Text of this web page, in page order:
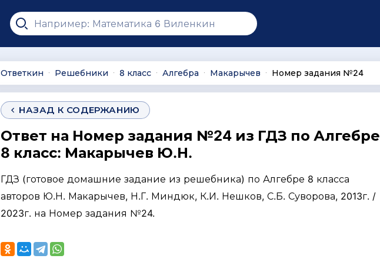
Ответкин ∙ Решебники ∙ 8 класс ∙ Алгебра ∙ Макарычев ∙ Номер задания №24
НАЗАД К СОДЕРЖАНИЮ
Ответ на Номер задания №24 из ГДЗ по Алгебре
8 класс: Макарычев Ю.Н.
ГДЗ (готовое домашние задание из решебника) по Алгебре 8 класса
авторов Ю.Н. Макарычев, Н.Г. Миндюк, К.И. Нешков, С.Б. Суворова, 2013г. /
2023г. на Номер задания №24.